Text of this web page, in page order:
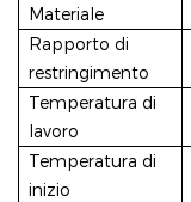
Materiale
Rapporto di
restringimento
Temperatura di
lavoro
Temperatura di
inizio